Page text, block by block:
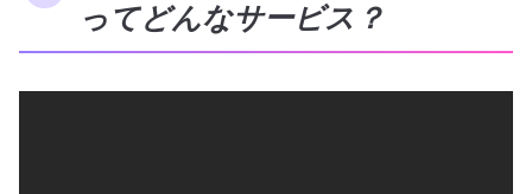
ってどんなサービス？